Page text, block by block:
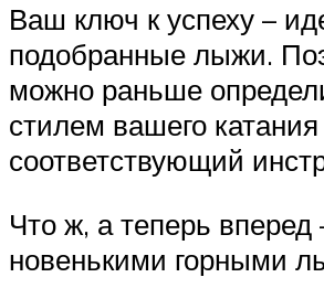
Ваш ключ к успеху –
подобранные лыжи.
можно раньше
стилем вашего
соответствующий
Что ж, а теперь вперед
новенькими горными